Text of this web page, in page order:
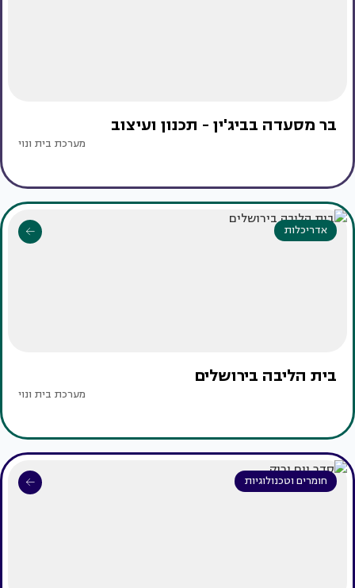
בר מסעדה בביג'ין - תכנון ועיצוב
מערכת בית ונוי
אדריכלות
בית הליבה בירושלים
מערכת בית ונוי
חומרים וטכנולוגיות